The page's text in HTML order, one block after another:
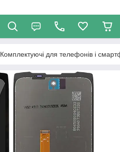
Комплектуючі для телефонів і